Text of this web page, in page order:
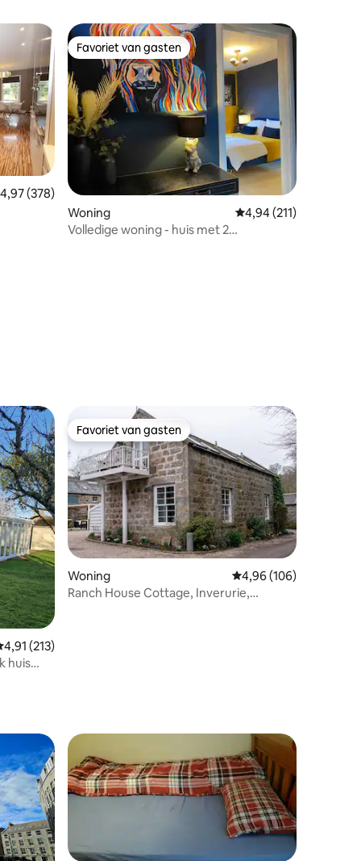
beoordeling van 4,97 uit 5, 378 recensies
4,97 (378)
Favoriet van gasten
Favoriet van gasten
Woning Gemiddelde
4,94 (211)
Volledige woning - huis met 2
beoordeling van 4,91 uit 5, 213 recensies
4,91 (213)
huis
Favoriet van gasten
Favoriet van gasten
Woning Gemiddelde
4,96 (106)
Ranch House Cottage, Inverurie,